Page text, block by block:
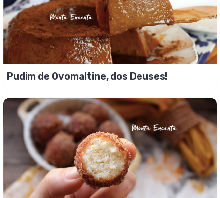
Pudim de Ovomaltine, dos Deuses!